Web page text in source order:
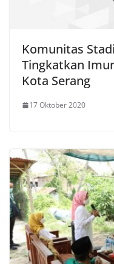
Komunitas
Tingkatkan
Kota Serang
17 Oktober 2020